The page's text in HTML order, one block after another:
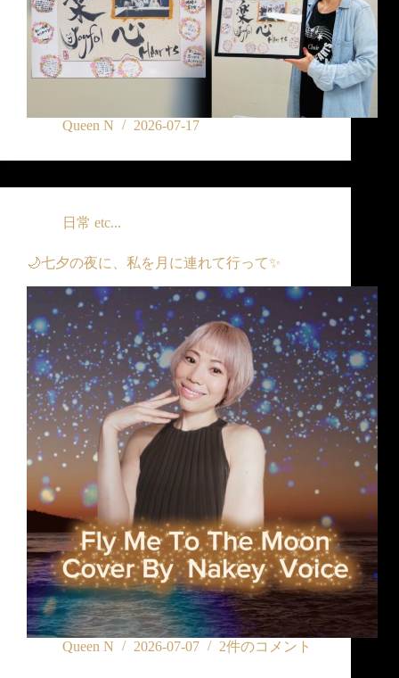
Queen N 2026-07-17
日常 etc...
🌙七夕の夜に、私を月に連れて行って✨
Queen N 2026-07-07 2件のコメント